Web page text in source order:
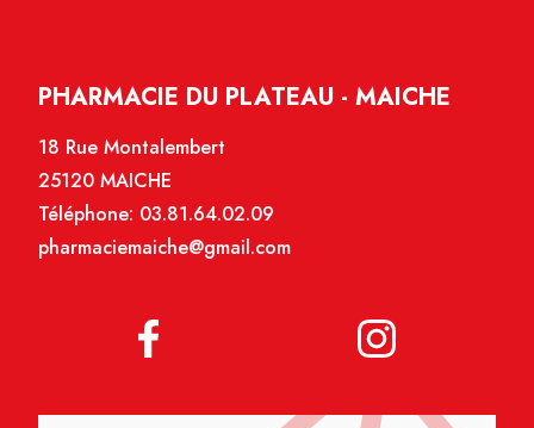
PHARMACIE DU PLATEAU - MAICHE
18 Rue Montalembert
25120 MAICHE
Téléphone: 03.81.64.02.09
pharmaciemaiche@gmail.com